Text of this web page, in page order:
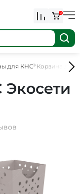
0
для КНС Корзина для